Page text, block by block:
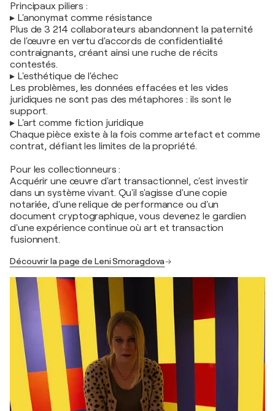
Principaux piliers :
▸ L'anonymat comme résistance
Plus de 3 214 collaborateurs abandonnent la paternité
de l'œuvre en vertu d'accords de confidentialité
contraignants, créant ainsi une ruche de récits
contestés.
▸ L'esthétique de l'échec
Les problèmes, les données effacées et les vides
juridiques ne sont pas des métaphores : ils sont le
support.
▸ L'art comme fiction juridique
Chaque pièce existe à la fois comme artefact et comme
contrat, défiant les limites de la propriété.
Pour les collectionneurs :
Acquérir une œuvre d'art transactionnel, c'est investir
dans un système vivant. Qu'il s'agisse d'une copie
notariée, d'une relique de performance ou d'un
document cryptographique, vous devenez le gardien
d'une expérience continue où art et transaction
fusionnent.
Découvrir la page de Leni Smoragdova